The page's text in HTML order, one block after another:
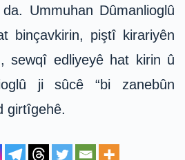
Ummuhan Dûmanlioglû
binçavkirin, piştî kirariyên
sewqî edliyeyê hat kirin û
ji sûcê “bi zanebûn
girtîgehê.